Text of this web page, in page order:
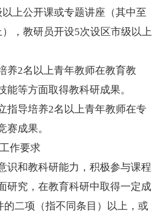
上公开课或专题讲座（其中至
，教研员开设5次设区市级以上
养2名以上青年教师在教育教
能等方面取得教科研成果。
指导培养2名以上青年教师在专
赛成果。
作要求
识和教科研能力，积极参与课程
研究，在教育科研中取得一定成
的二项（指不同条目）以上，或